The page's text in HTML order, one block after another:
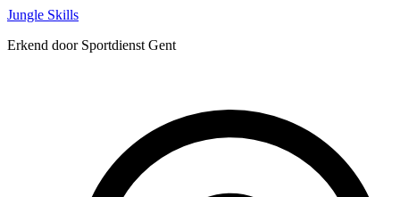
Jungle Skills
Erkend door Sportdienst Gent